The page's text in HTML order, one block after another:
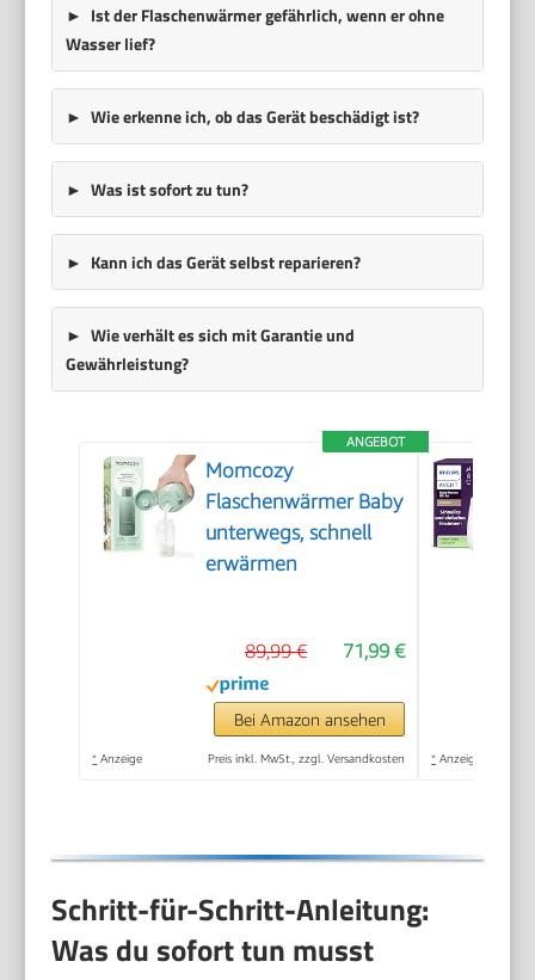
Ist der Flaschenwärmer gefährlich, wenn er ohne
Wasser lief?
Wie erkenne ich, ob das Gerät beschädigt ist?
Was ist sofort zu tun?
Kann ich das Gerät selbst reparieren?
Wie verhält es sich mit Garantie und
Gewährleistung?
ANGEBOT
Momcozy
Flaschenwärmer Baby
unterwegs, schnell
erwärmen
71,99 €
89,99 €
Bei Amazon ansehen
* Anzeige Preis inkl. MwSt., zzgl. Versandkosten * Anzeige
Schritt-für-Schritt-Anleitung:
Was du sofort tun musst